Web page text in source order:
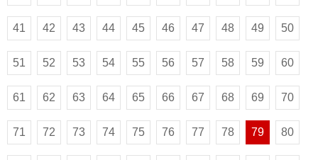
41 42 43 44 45 46 47 48 49 50
51 52 53 54 55 56 57 58 59 60
61 62 63 64 65 66 67 68 69 70
71 72 73 74 75 76 77 78 79 80